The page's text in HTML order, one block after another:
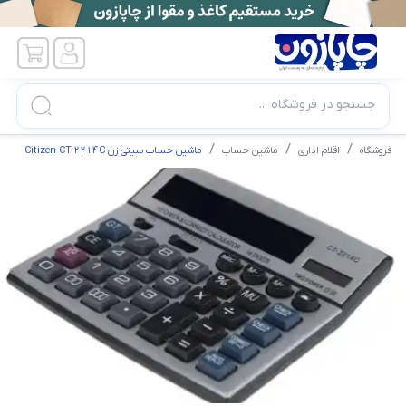
جستجو در فروشگاه ...
فروشگاه اقلام اداری ماشین حساب ماشین حساب سیتی زن Citizen CT-2214C